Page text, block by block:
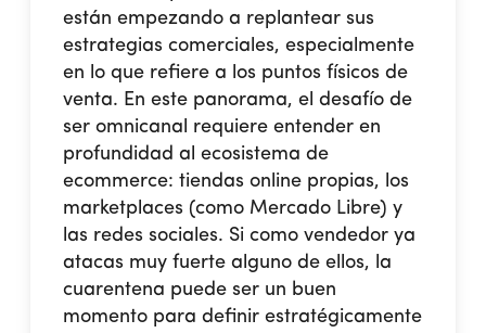
están empezando a replantear sus
estrategias comerciales, especialmente
en lo que refiere a los puntos físicos de
venta. En este panorama,el desafío de
ser omnicanal requiere entender en
profundidad al ecosistema de
ecommerce:tiendas online propias, los
marketplaces (como Mercado Libre) y
las redes sociales. Si como vendedor ya
atacas muy fuerte alguno de ellos, la
cuarentena puede ser un buen
momento para definir estratégicamente